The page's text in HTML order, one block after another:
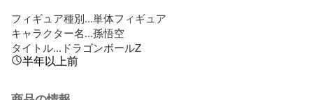
フィギュア種別...単体フィギュア
キャラクター名...孫悟空
タイトル...ドラゴンボールZ
半年以上前